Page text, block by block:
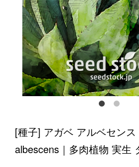
[種子] アガベ アルベセンス
albescens｜多肉植物 実生